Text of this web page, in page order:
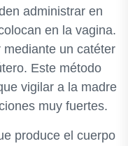
administrar en
en la vagina.
un catéter
Este método
vigilar a la madre
muy fuertes.
produce el cuerpo